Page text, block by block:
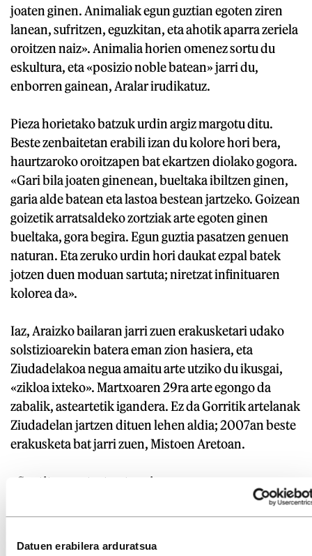
Datuen erabilera arduratsua
joaten ginen. Animaliak egun guztian egoten ziren
lanean, sufritzen, eguzkitan, eta ahotik aparra zeriela
oroitzen naiz». Animalia horien omenez sortu du
eskultura, eta «posizio noble batean» jarri du,
enborren gainean, Aralar irudikatuz.
Pieza horietako batzuk urdin argiz margotu ditu.
Beste zenbaitetan erabili izan du kolore hori bera,
haurtzaroko oroitzapen bat ekartzen diolako gogora.
«Gari bila joaten ginenean, bueltaka ibiltzen ginen,
garia alde batean eta lastoa bestean jartzeko. Goizean
goizetik arratsaldeko zortziak arte egoten ginen
bueltaka, gora begira. Egun guztia pasatzen genuen
naturan. Eta zeruko urdin hori daukat ezpal batek
jotzen duen moduan sartuta; niretzat infinituaren
kolorea da».
Iaz, Araizko bailaran jarri zuen erakusketari udako
solstizioarekin batera eman zion hasiera, eta
Ziudadelakoa negua amaitu arte utziko du ikusgai,
«zikloa ixteko». Martxoaren 29ra arte egongo da
zabalik, asteartetik igandera. Ez da Gorritik artelanak
Ziudadelan jartzen dituen lehen aldia; 2007an beste
erakusketa bat jarri zuen, Mistoen Aretoan.
«Sentitu, pentsatu eta egin»
Gorritik urteak daramatza eskulturak sortzen.